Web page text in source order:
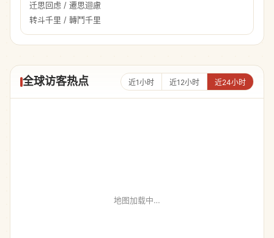
迁思回虑 / 遷思迴慮
转斗千里 / 轉鬥千里
全球访客热点 近1小时 近12小时 近24小时
地图加载中…